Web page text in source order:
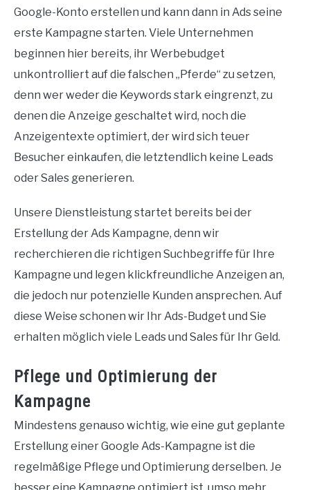
Google-Konto erstellen und kann dann in Ads seine
erste Kampagne starten. Viele Unternehmen
beginnen hier bereits, ihr Werbebudget
unkontrolliert auf die falschen „Pferde“ zu setzen,
denn wer weder die Keywords stark eingrenzt, zu
denen die Anzeige geschaltet wird, noch die
Anzeigentexte optimiert, der wird sich teuer
Besucher einkaufen, die letztendlich keine Leads
oder Sales generieren.
Unsere Dienstleistung startet bereits bei der
Erstellung der Ads Kampagne, denn wir
recherchieren die richtigen Suchbegriffe für Ihre
Kampagne und legen klickfreundliche Anzeigen an,
die jedoch nur potenzielle Kunden ansprechen. Auf
diese Weise schonen wir Ihr Ads-Budget und Sie
erhalten möglich viele Leads und Sales für Ihr Geld.
Pflege und Optimierung der
Kampagne
Mindestens genauso wichtig, wie eine gut geplante
Erstellung einer Google Ads-Kampagne ist die
regelmäßige Pflege und Optimierung derselben. Je